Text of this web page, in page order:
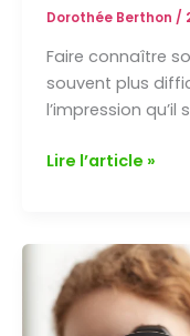
Dorothée Berthon /
Faire connaître
souvent plus
l’impression qu’il
Comment
entreprise
localement
quand
Lire l’article »